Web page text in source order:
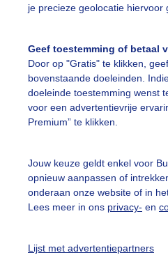
je precieze geolocatie hiervoor
Geef toestemming of betaal
Door op "Gratis" te klikken,
bovenstaande doeleinden.
doeleinde toestemming wenst
voor een advertentievrije
Premium” te klikken.
Jouw keuze geldt enkel voor
opnieuw aanpassen of
onderaan onze website of in
Lees meer in ons privacy- en
Lijst met advertentiepartners
vragen